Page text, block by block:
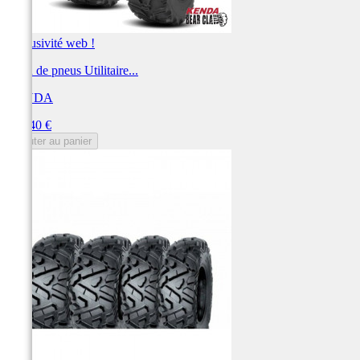
Exclusivité web !
Train de pneus Utilitaire...
KENDA
530,40 €
Ajouter au panier